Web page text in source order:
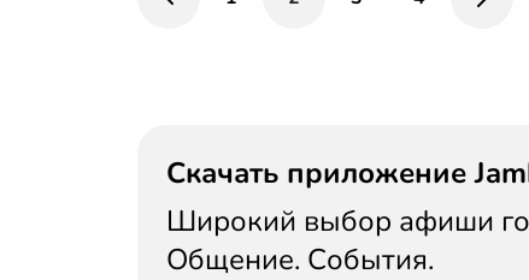
Скачать приложение
Широкий выбор афиши
Общение. События.